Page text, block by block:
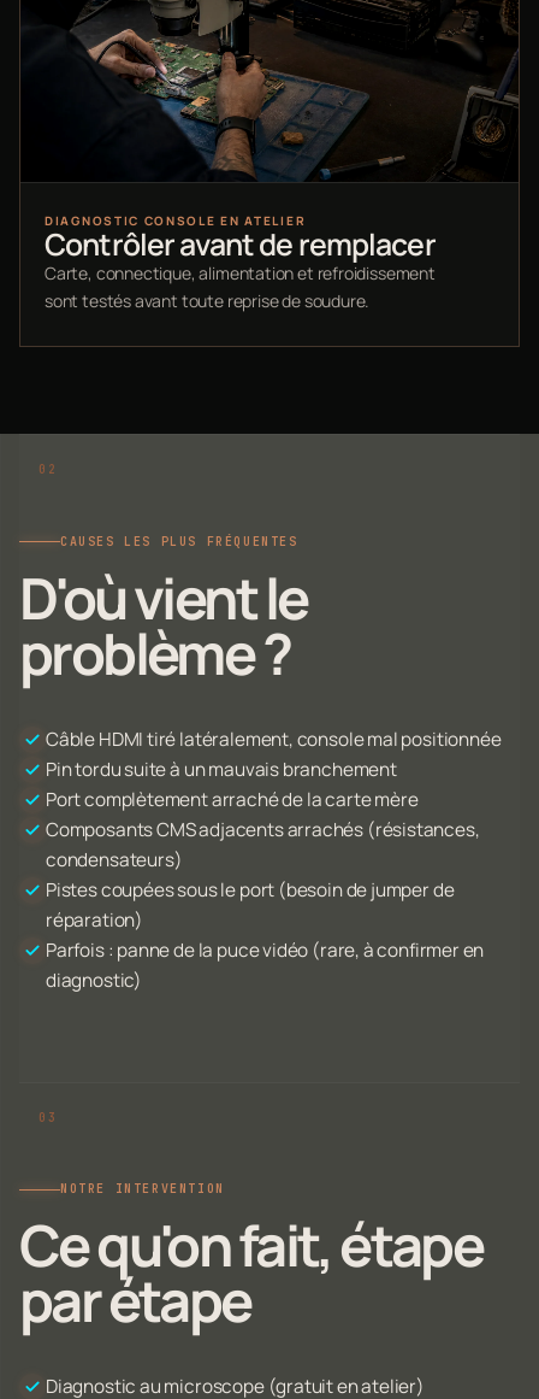
DIAGNOSTIC CONSOLE EN ATELIER
Contrôler avant de remplacer
Carte, connectique, alimentation et refroidissement
sont testés avant toute reprise de soudure.
CAUSES LES PLUS FRÉQUENTES
D'où vient le
problème ?
Câble HDMI tiré latéralement, console mal positionnée
Pin tordu suite à un mauvais branchement
Port complètement arraché de la carte mère
Composants CMS adjacents arrachés (résistances,
condensateurs)
Pistes coupées sous le port (besoin de jumper de
réparation)
Parfois : panne de la puce vidéo (rare, à confirmer en
diagnostic)
NOTRE INTERVENTION
Ce qu'on fait, étape
par étape
Diagnostic au microscope (gratuit en atelier)